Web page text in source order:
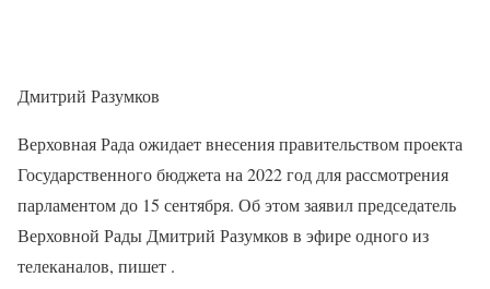
Дмитрий Разумков
Верховная Рада ожидает внесения правительством проекта
Государственного бюджета на 2022 год для рассмотрения
парламентом до 15 сентября. Об этом заявил председатель
Верховной Рады Дмитрий Разумков в эфире одного из
телеканалов, пишет .